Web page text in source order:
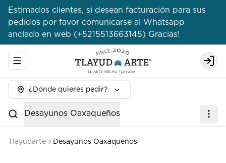
Estimados clientes, si desean facturación para sus
pedidos por favor comunicarse al Whatsapp
anclado en web (+5215513663145) Gracias!
Abrir menu de navegación
¿Dónde quieres pedir?
Desayunos Oaxaqueños
Tlayudarte Desayunos Oaxaqueños